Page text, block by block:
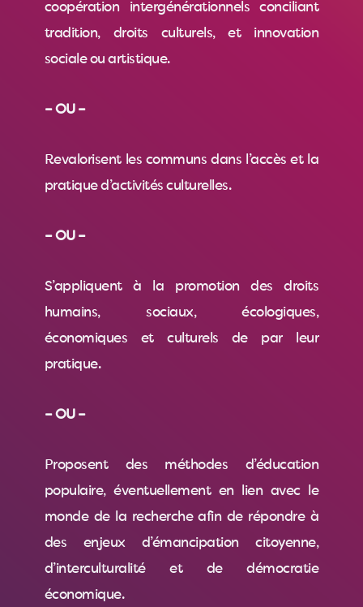
coopération intergénérationnels conciliant
tradition, droits culturels, et innovation
sociale ou artistique.
– OU –
Revalorisent les communs dans l’accès et la
pratique d’activités culturelles.
– OU –
S’appliquent à la promotion des droits
humains, sociaux, écologiques,
économiques et culturels de par leur
pratique.
– OU –
Proposent des méthodes d’éducation
populaire, éventuellement en lien avec le
monde de la recherche afin de répondre à
des enjeux d’émancipation citoyenne,
d’interculturalité et de démocratie
économique.